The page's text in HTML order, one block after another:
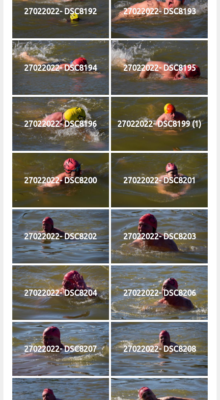
27022022- DSC8192 27022022- DSC8193
27022022- DSC8194 27022022- DSC8195
27022022- DSC8196 27022022- DSC8199 (1)
27022022- DSC8200 27022022- DSC8201
27022022- DSC8202 27022022- DSC8203
27022022- DSC8204 27022022- DSC8206
27022022- DSC8207 27022022- DSC8208